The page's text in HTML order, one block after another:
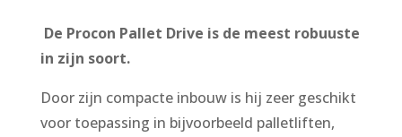
De Procon Pallet Drive is de meest robuuste
in zijn soort.
Door zijn compacte inbouw is hij zeer geschikt
voor toepassing in bijvoorbeeld palletliften,